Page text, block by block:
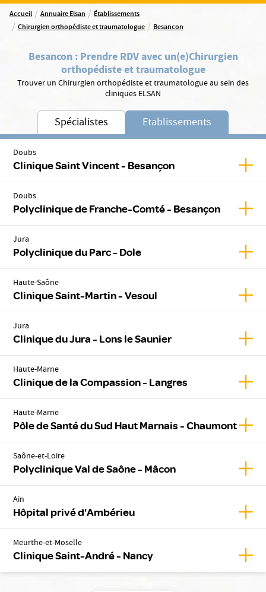
Accueil / Annuaire Elsan / Établissements
/ Chirurgien orthopédiste et traumatologue / Besancon
Besancon: Prendre RDV avec un(e)Chirurgien
orthopédiste et traumatologue
Trouver un Chirurgien orthopédiste et traumatologue au sein des
cliniques ELSAN
Spécialistes Etablissements
Doubs
Clinique Saint Vincent - Besançon
Doubs
Polyclinique de Franche-Comté - Besançon
Jura
Polyclinique du Parc - Dole
Haute-Saône
Clinique Saint-Martin - Vesoul
Jura
Clinique du Jura - Lons le Saunier
Haute-Marne
Clinique de la Compassion - Langres
Haute-Marne
Pôle de Santé du Sud Haut Marnais - Chaumont
Saône-et-Loire
Polyclinique Val de Saône - Mâcon
Ain
Hôpital privé d'Ambérieu
Meurthe-et-Moselle
Clinique Saint-André - Nancy